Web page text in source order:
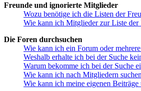
Freunde und ignorierte Mitglieder
Wozu benötige ich die Listen der
Wie kann ich Mitglieder zur Liste der
Die Foren durchsuchen
Wie kann ich ein Forum oder
Weshalb erhalte ich bei der Suche
Warum bekomme ich bei der Suche
Wie kann ich nach Mitgliedern
Wie kann ich meine eigenen